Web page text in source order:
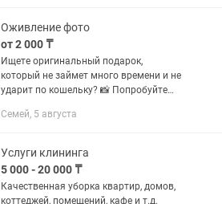
Оживление фото
от 2 000 ₸
Ищете оригинальный подарок,
который не займет много времени и не
ударит по кошельку? 📸 Попробуйте
легкие движения, эмоции и тепло —
Семей, 5 августа
Услуги клининга
5 000 - 20 000 ₸
Качественная уборка квартир, домов,
коттеджей, помещений, кафе и т.д.